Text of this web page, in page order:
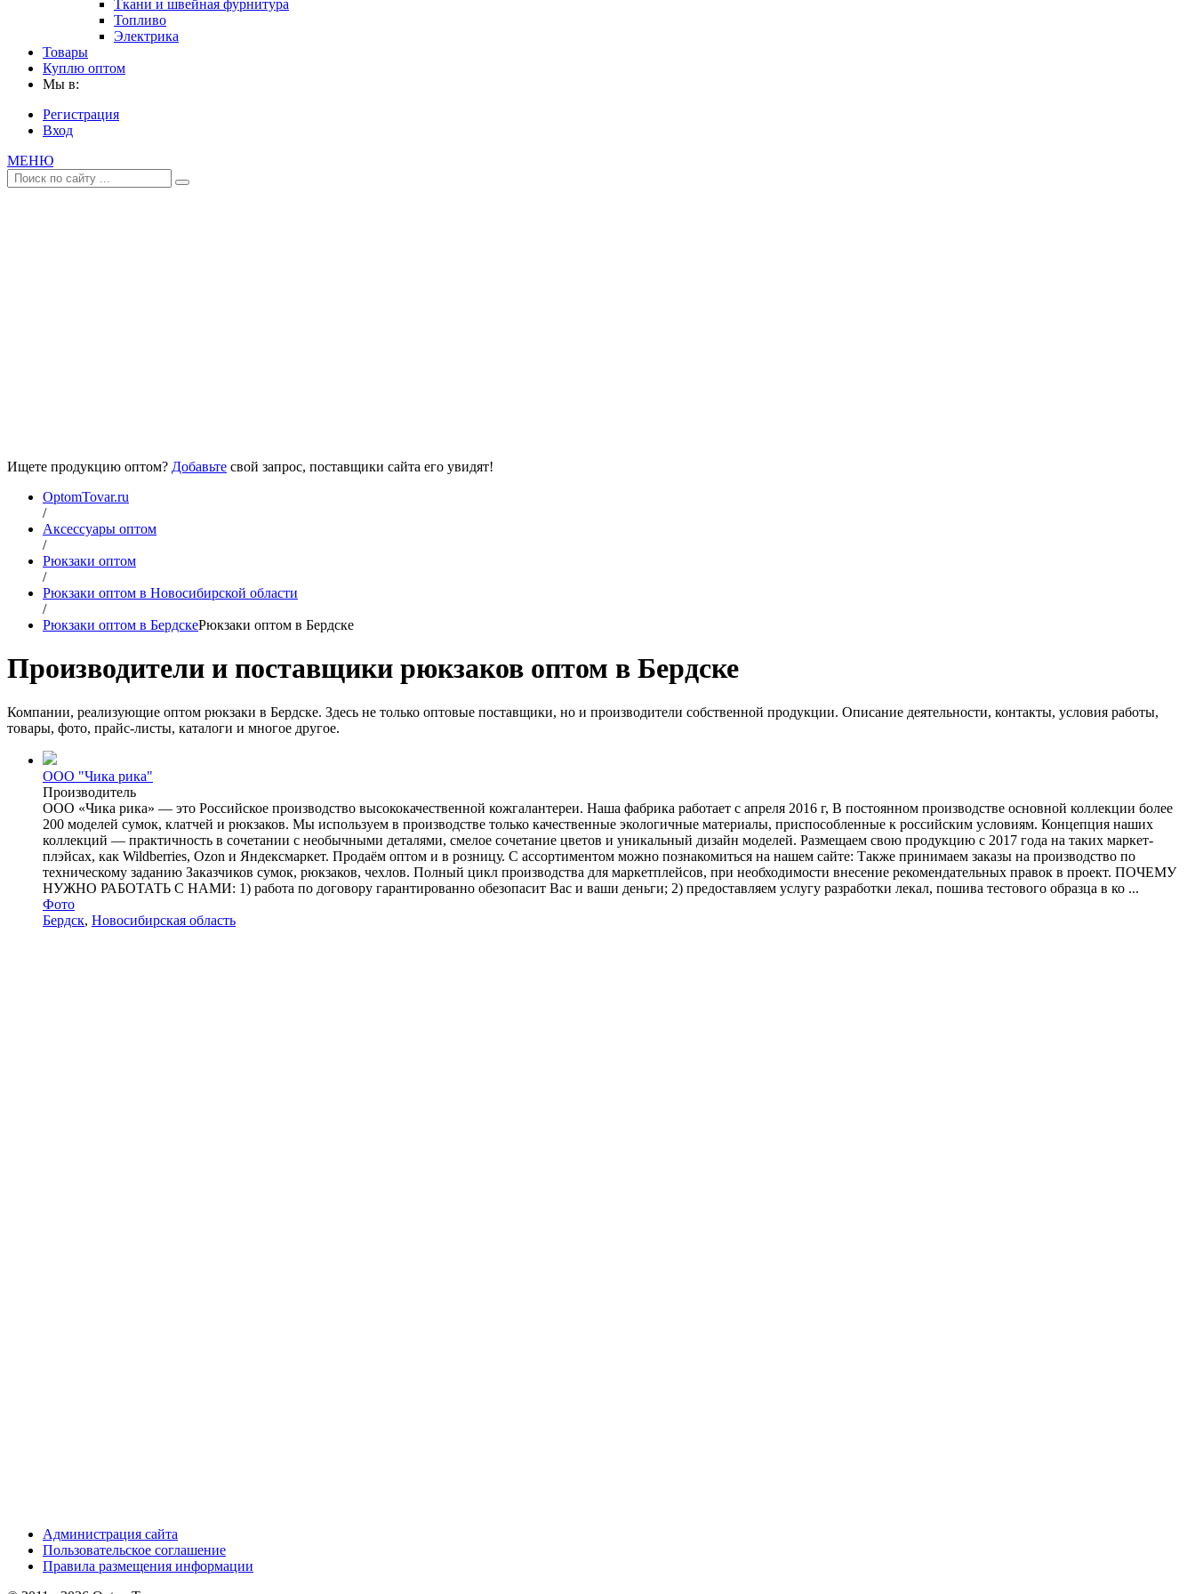
Ткани и швейная фурнитура
Топливо
Электрика
Товары
Куплю оптом
Мы в:
Регистрация
Вход
МЕНЮ
Ищете продукцию оптом? Добавьте свой запрос, поставщики сайта его увидят!
OptomTovar.ru
/
Аксессуары оптом
/
Рюкзаки оптом
/
Рюкзаки оптом в Новосибирской области
/
Рюкзаки оптом в БердскеРюкзаки оптом в Бердске
Производители и поставщики рюкзаков оптом в Бердске
Компании, реализующие оптом рюкзаки в Бердске. Здесь не только оптовые поставщики, но и производители собственной продукции. Описание деятельности, контакты, условия работы,
товары, фото, прайс-листы, каталоги и многое другое.
ООО "Чика рика"
Производитель
ООО «Чика рика» — это Российское производство высококачественной кожгалантереи. Наша фабрика работает с апреля 2016 г, В постоянном производстве основной коллекции более
200 моделей сумок, клатчей и рюкзаков. Мы используем в производстве только качественные экологичные материалы, приспособленные к российским условиям. Концепция наших
коллекций — практичность в сочетании с необычными деталями, смелое сочетание цветов и уникальный дизайн моделей. Размещаем свою продукцию с 2017 года на таких маркет-
плэйсах, как Wildberries, Ozon и Яндексмаркет. Продаём оптом и в розницу. С ассортиментом можно познакомиться на нашем сайте: Также принимаем заказы на производство по
техническому заданию Заказчиков сумок, рюкзаков, чехлов. Полный цикл производства для маркетплейсов, при необходимости внесение рекомендательных правок в проект. ПОЧЕМУ
НУЖНО РАБОТАТЬ С НАМИ: 1) работа по договору гарантированно обезопасит Вас и ваши деньги; 2) предоставляем услугу разработки лекал, пошива тестового образца в ко ...
Фото
Бердск, Новосибирская область
Администрация сайта
Пользовательское соглашение
Правила размещения информации